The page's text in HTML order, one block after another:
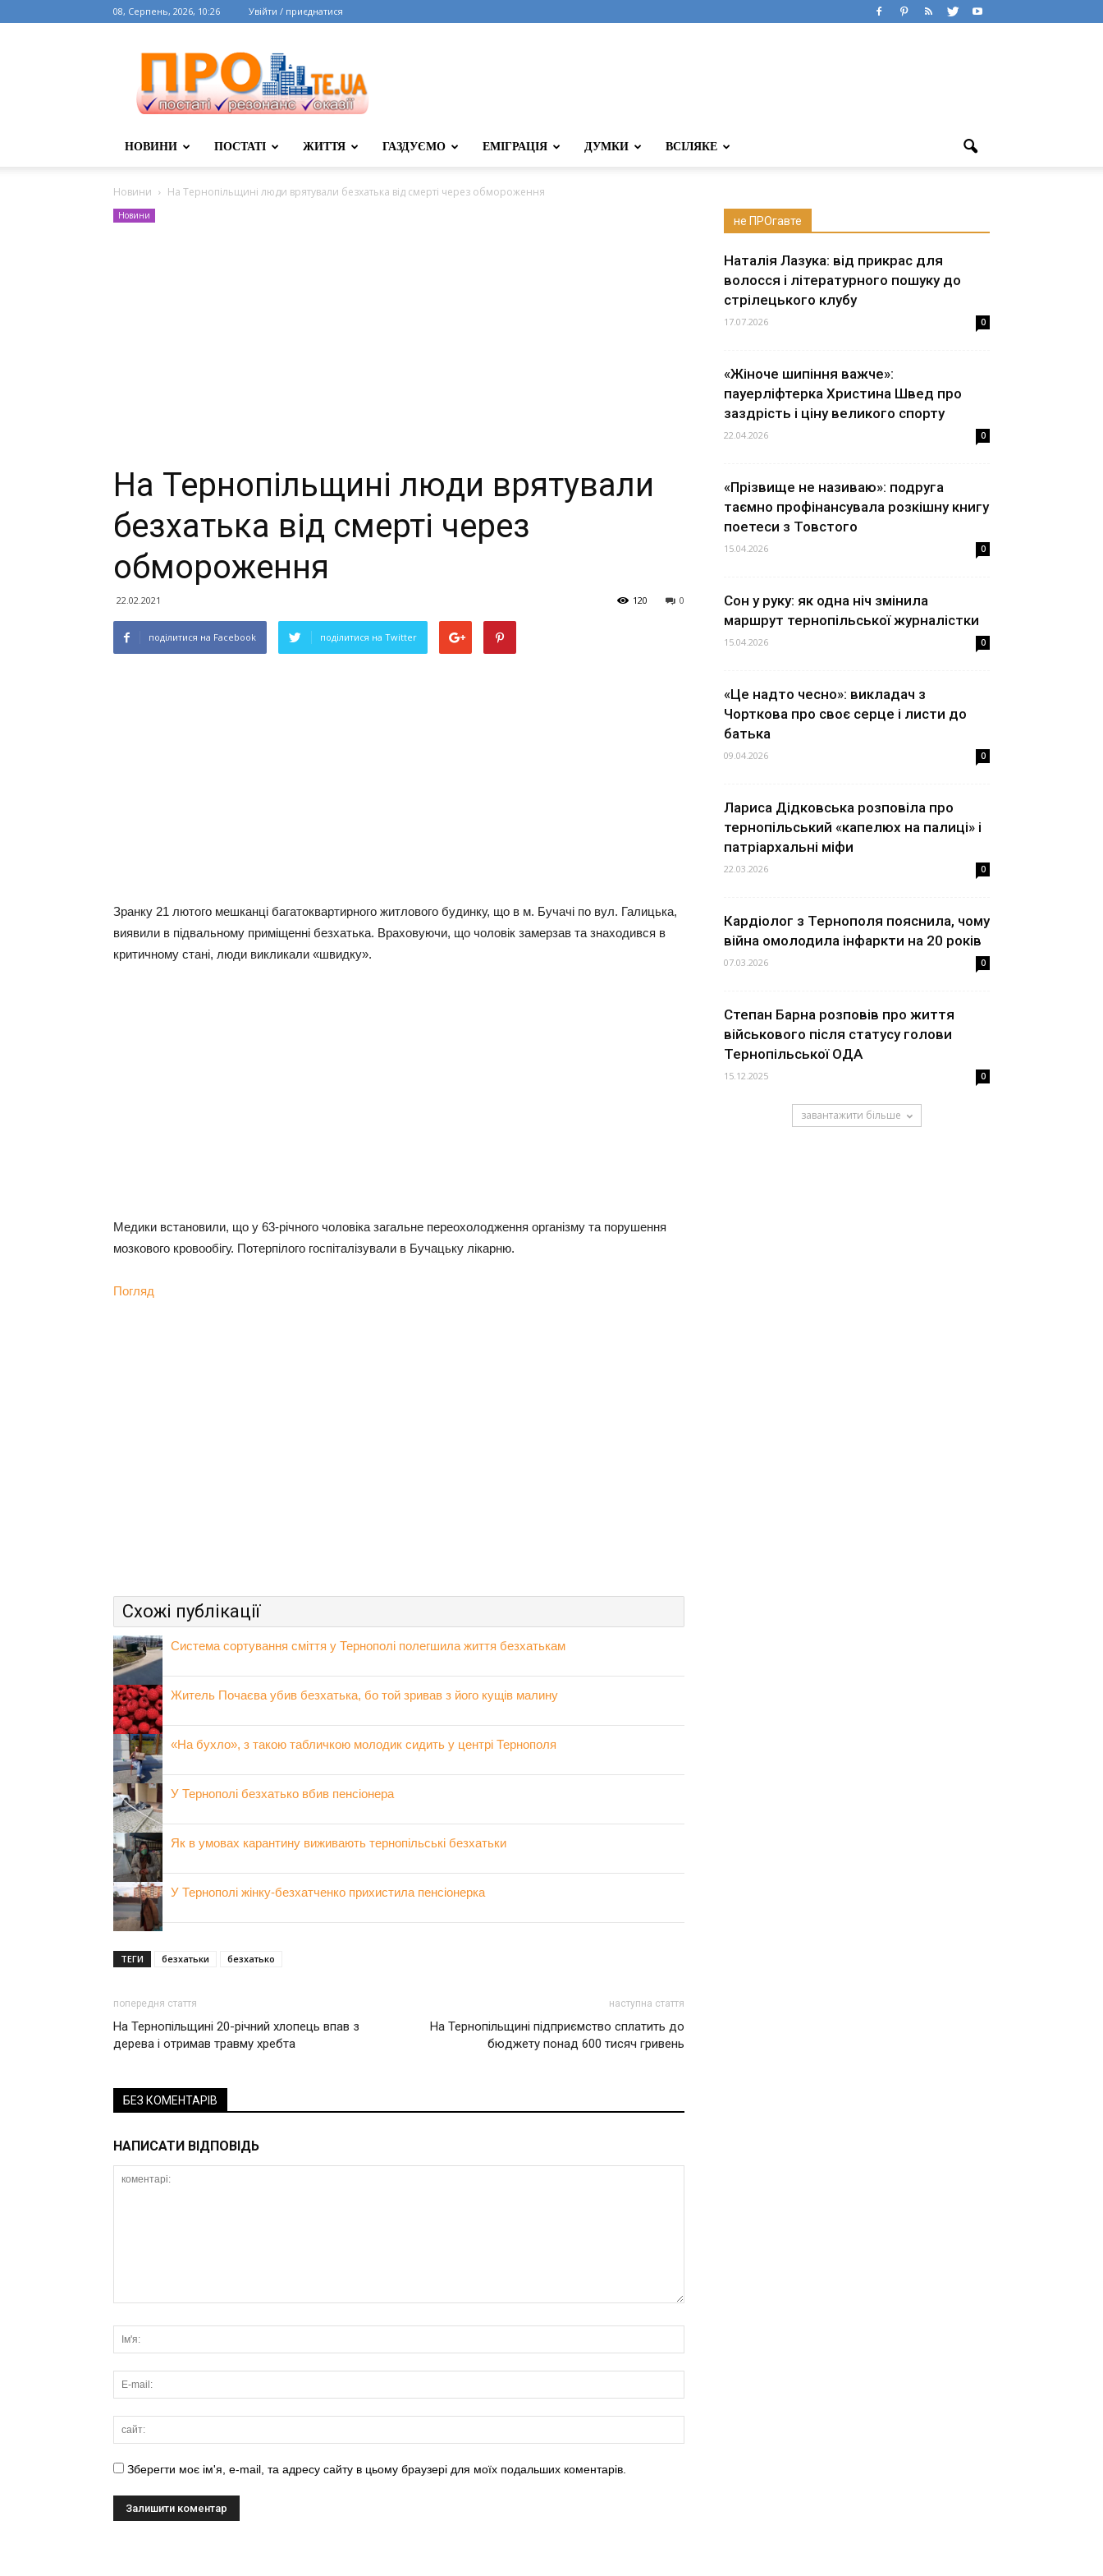
08, Серпень, 2026, 10:26 Увійти / приєднатися
НОВИНИ ПОСТАТІ ЖИТТЯ ГАЗДУЄМО ЕМІГРАЦІЯ ДУМКИ ВСІЛЯКЕ
Новини На Тернопільщині люди врятували безхатька від смерті через обмороження
Новини
На Тернопільщині люди врятували
безхатька від смерті через
обмороження
22.02.2021 0
120
поділитися на Facebook поділитися на Twitter
Зранку 21 лютого мешканці багатоквартирного житлового будинку, що в м. Бучачі по вул. Галицька,
виявили в підвальному приміщенні безхатька. Враховуючи, що чоловік замерзав та знаходився в
критичному стані, люди викликали «швидку».
Медики встановили, що у 63-річного чоловіка загальне переохолодження організму та порушення
мозкового кровообігу. Потерпілого госпіталізували в Бучацьку лікарню.
Погляд
Схожі публікації
Система сортування сміття у Тернополі полегшила життя безхатькам
Житель Почаєва убив безхатька, бо той зривав з його кущів малину
«На бухло», з такою табличкою молодик сидить у центрі Тернополя
У Тернополі безхатько вбив пенсіонера
Як в умовах карантину виживають тернопільські безхатьки
У Тернополі жінку-безхатченко прихистила пенсіонерка
ТЕГИ безхатьки безхатько
попередня стаття
На Тернопільщині 20-річний хлопець впав з
дерева і отримав травму хребта
наступна стаття
На Тернопільщині підприємство сплатить до
бюджету понад 600 тисяч гривень
БЕЗ КОМЕНТАРІВ
НАПИСАТИ ВІДПОВІДЬ
Зберегти моє ім'я, e-mail, та адресу сайту в цьому браузері для моїх подальших коментарів.
не ПРОгавте
Наталія Лазука: від прикрас для
волосся і літературного пошуку до
стрілецького клубу
17.07.2026 0
«Жіноче шипіння важче»:
пауерліфтерка Христина Швед про
заздрість і ціну великого спорту
22.04.2026 0
«Прізвище не називаю»: подруга
таємно профінансувала розкішну книгу
поетеси з Товстого
15.04.2026 0
Сон у руку: як одна ніч змінила
маршрут тернопільської журналістки
15.04.2026 0
«Це надто чесно»: викладач з
Чорткова про своє серце і листи до
батька
09.04.2026 0
Лариса Дідковська розповіла про
тернопільський «капелюх на палиці» і
патріархальні міфи
22.03.2026 0
Кардіолог з Тернополя пояснила, чому
війна омолодила інфаркти на 20 років
07.03.2026 0
Степан Барна розповів про життя
військового після статусу голови
Тернопільської ОДА
15.12.2025 0
завантажити більше